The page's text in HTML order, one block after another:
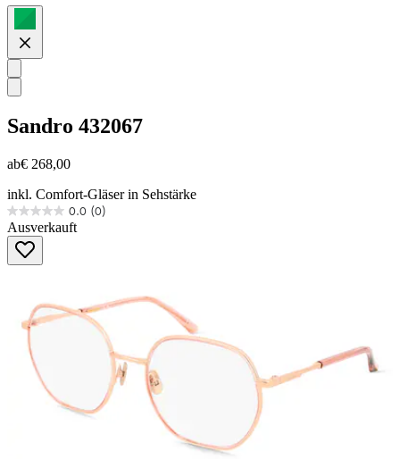
Sandro 432067
ab€ 268,00
inkl. Comfort-Gläser in Sehstärke
0.0 (0)
0.0
von
Sternen.
Ausverkauft